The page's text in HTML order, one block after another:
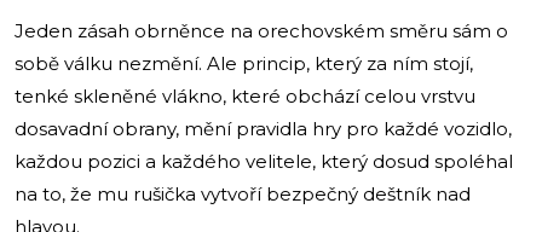
Jeden zásah obrněnce na orechovském směru sám o
sobě válku nezmění. Ale princip, který za ním stojí,
tenké skleněné vlákno, které obchází celou vrstvu
dosavadní obrany, mění pravidla hry pro každé vozidlo,
každou pozici a každého velitele, který dosud spoléhal
na to, že mu rušička vytvoří bezpečný deštník nad
hlavou.